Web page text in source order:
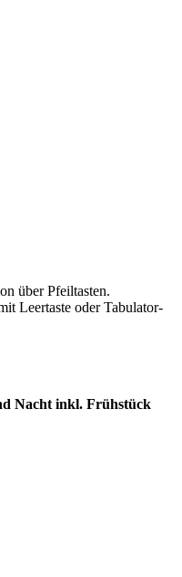
über Pfeiltasten.
Leertaste oder Tabulator-
Nacht inkl. Frühstück